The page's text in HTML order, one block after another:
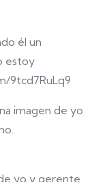
él un
estoy
9tcd7RuLq9
imagen de yo
yo y gerente